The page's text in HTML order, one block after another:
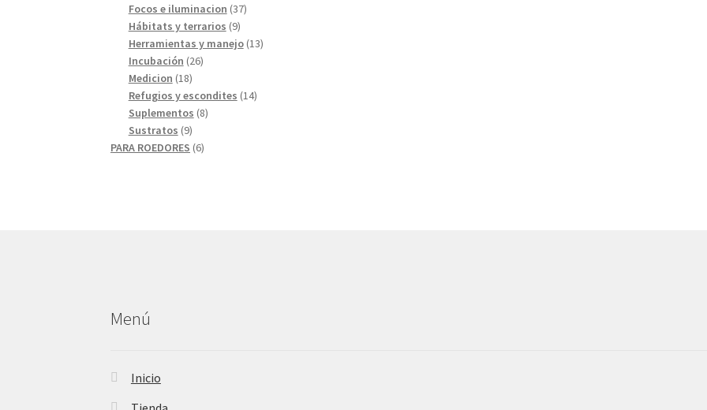
productos
Focos e iluminacion 3737
Hábitats y terrarios 99
productos
Herramientas y manejo 1313
Incubación 2626
Medicion 1818
productos
Refugios y escondites 1414
Suplementos 88
Sustratos 99
productos
PARA ROEDORES 66
Menú
Inicio